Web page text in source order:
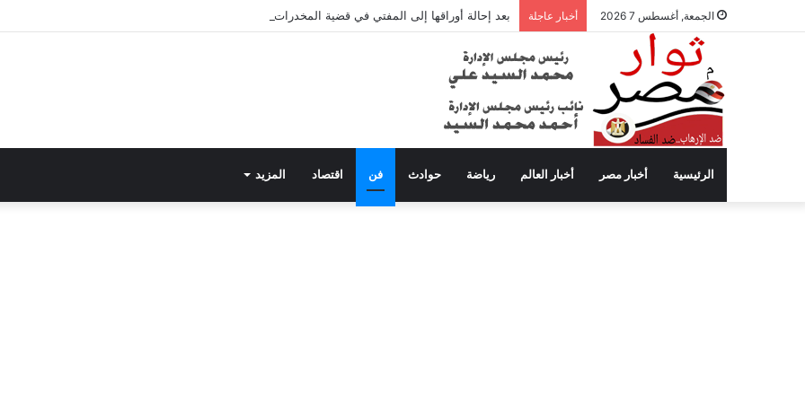
الجمعة, أغسطس 7 2026 أخبار عاجلة بعد إحالة أوراقها إلى المفتي في قضية المخدرات الكبرى.. من هي سارة خليفة؟
الرئيسية أخبار مصر أخبار العالم رياضة حوادث فن اقتصاد المزيد